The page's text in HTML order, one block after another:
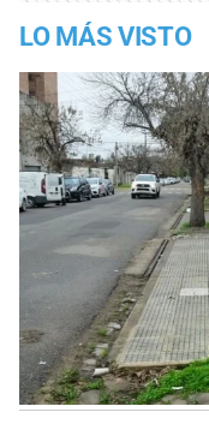
LO MÁS VISTO